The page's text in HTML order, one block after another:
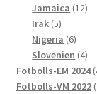
Jamaica 1212
Irak 55
produkter
Nigeria 66
Slovenien 44
Fotbolls-EM 2024
Fotbolls-VM 2022